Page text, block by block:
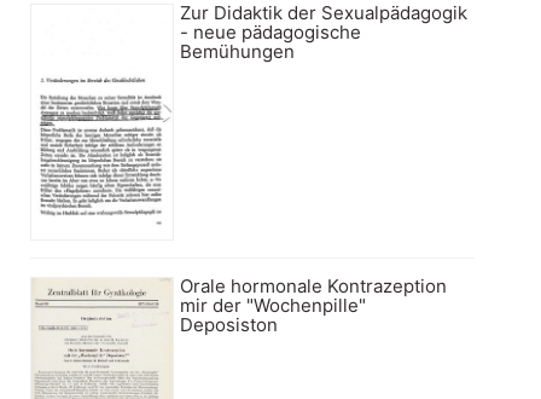
Zur Didaktik der Sexualpädagogik
- neue pädagogische
Bemühungen
Orale hormonale Kontrazeption
mir der "Wochenpille"
Deposiston